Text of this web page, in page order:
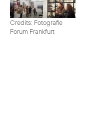
Credits: Fotografie
Forum Frankfurt